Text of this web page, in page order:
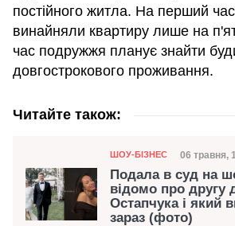
постійного житла. На перший
винайняли квартиру лише на
час подружжя планує знайти
довгострокового проживання.
Читайте також:
Категорія
ШОУ-БІЗНЕС Дата
06 травня,
Подала в суд на
відомо про другу
Остапчука і який
зараз (фото)